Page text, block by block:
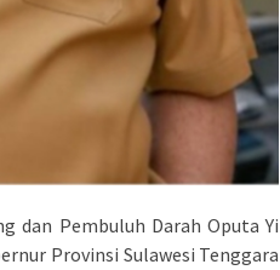
dan Pembuluh Darah Oputa Yi
Provinsi Sulawesi Tenggara